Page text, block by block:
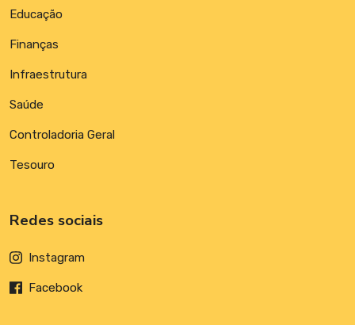
Educação
Finanças
Infraestrutura
Saúde
Controladoria Geral
Tesouro
Redes sociais
Instagram
Facebook